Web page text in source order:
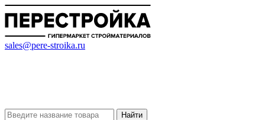
sales@pere-stroika.ru
Найти